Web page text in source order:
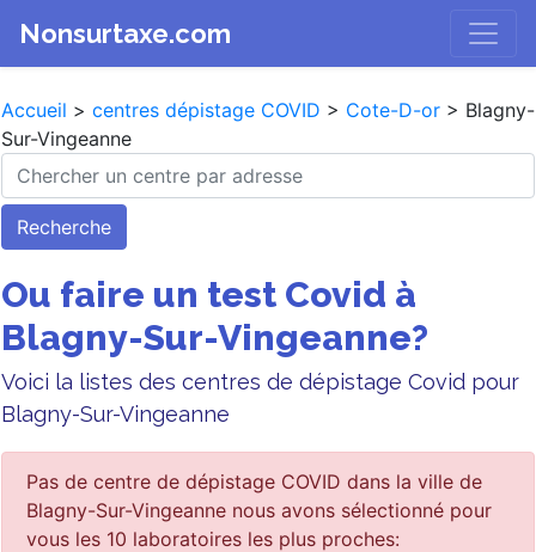
Nonsurtaxe.com
Accueil > centres dépistage COVID > Cote-D-or > Blagny-
Sur-Vingeanne
Recherche
Ou faire un test Covid à
Blagny-Sur-Vingeanne?
Voici la listes des centres de dépistage Covid pour
Blagny-Sur-Vingeanne
Pas de centre de dépistage COVID dans la ville de
Blagny-Sur-Vingeanne nous avons sélectionné pour
vous les 10 laboratoires les plus proches: